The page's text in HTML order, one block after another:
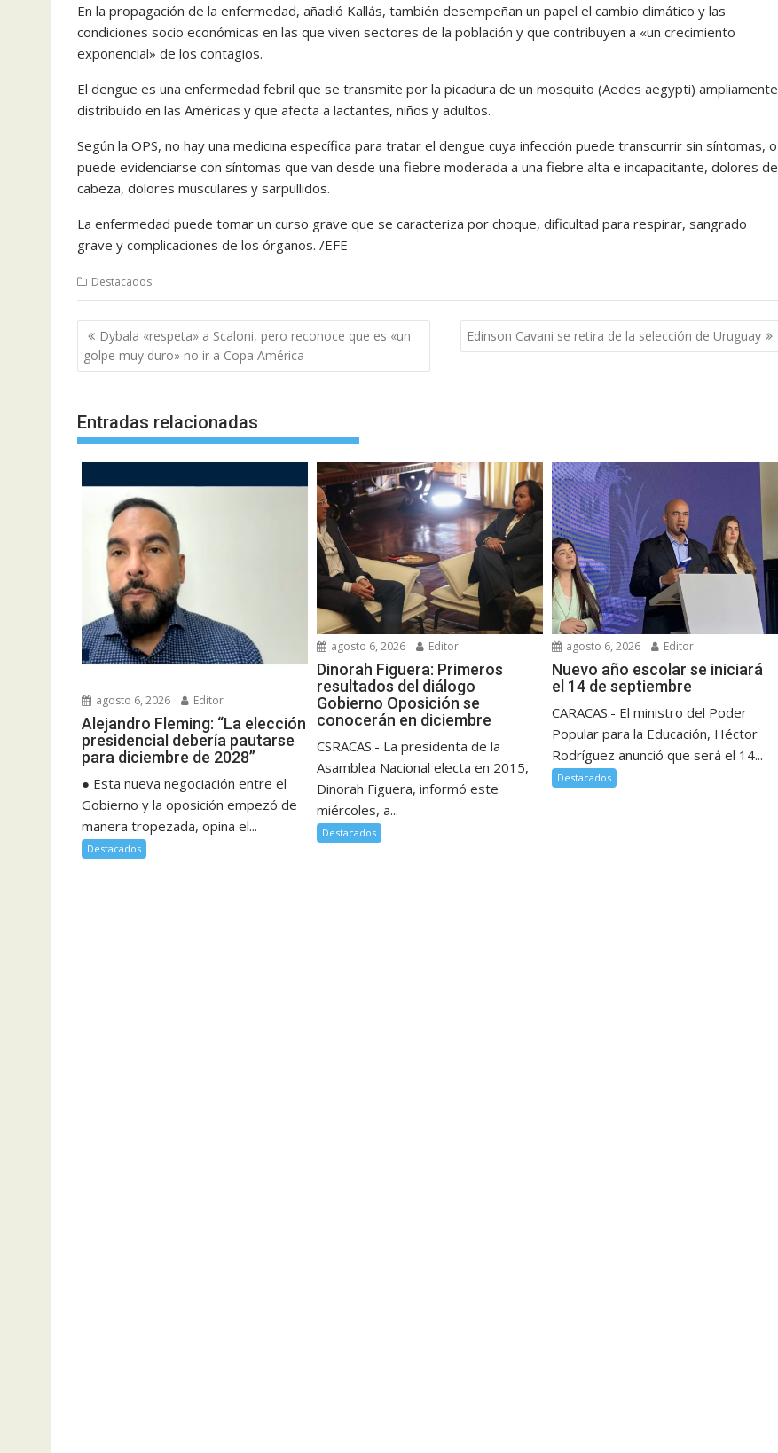
En la propagación de la enfermedad, añadió Kallás, también desempeñan un papel el cambio climático y las
condiciones socio económicas en las que viven sectores de la población y que contribuyen a «un crecimiento
exponencial» de los contagios.
El dengue es una enfermedad febril que se transmite por la picadura de un mosquito (Aedes aegypti) ampliamente
distribuido en las Américas y que afecta a lactantes, niños y adultos.
Según la OPS, no hay una medicina específica para tratar el dengue cuya infección puede transcurrir sin síntomas, o
puede evidenciarse con síntomas que van desde una fiebre moderada a una fiebre alta e incapacitante, dolores de
cabeza, dolores musculares y sarpullidos.
La enfermedad puede tomar un curso grave que se caracteriza por choque, dificultad para respirar, sangrado
grave y complicaciones de los órganos. /EFE
Destacados
Navegación
de
entradas
Dybala «respeta» a Scaloni, pero reconoce que es «un
golpe muy duro» no ir a Copa América
Edinson Cavani se retira de la selección de Uruguay
Entradas relacionadas
agosto 6, 2026 Editor
Alejandro Fleming: “La elección
presidencial debería pautarse
para diciembre de 2028”
● Esta nueva negociación entre el
Gobierno y la oposición empezó de
manera tropezada, opina el...
Destacados
agosto 6, 2026 Editor
Dinorah Figuera: Primeros
resultados del diálogo
Gobierno Oposición se
conocerán en diciembre
CSRACAS.- La presidenta de la
Asamblea Nacional electa en 2015,
Dinorah Figuera, informó este
miércoles, a...
Destacados
agosto 6, 2026 Editor
Nuevo año escolar se iniciará
el 14 de septiembre
CARACAS.- El ministro del Poder
Popular para la Educación, Héctor
Rodríguez anunció que será el 14...
Destacados